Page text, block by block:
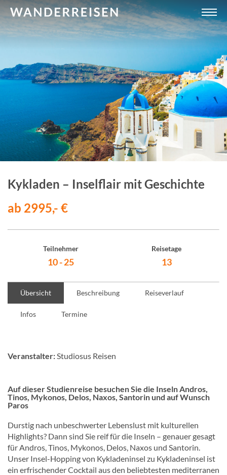
Kykladen – Inselflair mit Geschichte
ab 2995,- €
Teilnehmer
10 - 25
Reisetage
13
Übersicht Beschreibung Reiseverlauf
Infos Termine
Veranstalter:Studiosus Reisen
Auf dieser Studienreise besuchen Sie die Inseln Andros,
Tinos, Mykonos, Delos, Naxos, Santorin und auf Wunsch
Paros
Durstig nach unbeschwerter Lebenslust mit kulturellen
Highlights? Dann sind Sie reif für die Inseln – genauer gesagt
für Andros, Tinos, Mykonos, Delos, Naxos und Santorin.
Unser Insel-Hopping von Kykladeninsel zu Kykladeninsel ist
ein erfrischender Cocktail aus den beliebtesten mediterranen